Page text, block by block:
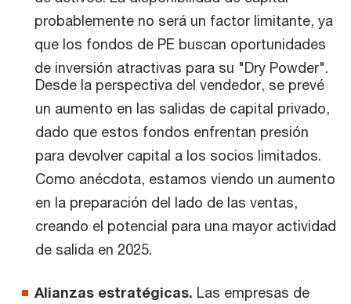
probablemente no será un factor limitante, ya
que los fondos de PE buscan oportunidades
de inversión atractivas para su "Dry Powder".
Desde la perspectiva del vendedor, se prevé
un aumento en las salidas de capital privado,
dado que estos fondos enfrentan presión
para devolver capital a los socios limitados.
Como anécdota, estamos viendo un aumento
en la preparación del lado de las ventas,
creando el potencial para una mayor actividad
de salida en 2025.
Alianzas estratégicas. Las empresas de